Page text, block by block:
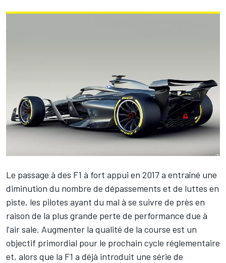
Le passage à des F1 à fort appui en 2017 a entraîné une
diminution du nombre de dépassements et de luttes en
piste, les pilotes ayant du mal à se suivre de près en
raison de la plus grande perte de performance due à
l'air sale. Augmenter la qualité de la course est un
objectif primordial pour le prochain cycle réglementaire
et, alors que la F1 a déjà introduit une série de